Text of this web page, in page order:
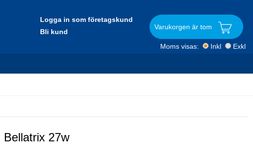
Logga in som företagskund
Bli kund
Varukorgen är tom
Moms visas: Inkl Exkl
Bellatrix 27w